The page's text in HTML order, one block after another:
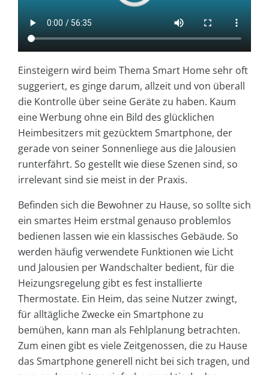
Einsteigern wird beim Thema Smart Home sehr oft
suggeriert, es ginge darum, allzeit und von überall
die Kontrolle über seine Geräte zu haben. Kaum
eine Werbung ohne ein Bild des glücklichen
Heimbesitzers mit gezücktem Smartphone, der
gerade von seiner Sonnenliege aus die Jalousien
runterfährt. So gestellt wie diese Szenen sind, so
irrelevant sind sie meist in der Praxis.
Befinden sich die Bewohner zu Hause, so sollte sich
ein smartes Heim erstmal genauso problemlos
bedienen lassen wie ein klassisches Gebäude. So
werden häufig verwendete Funktionen wie Licht
und Jalousien per Wandschalter bedient, für die
Heizungsregelung gibt es fest installierte
Thermostate. Ein Heim, das seine Nutzer zwingt,
für alltägliche Zwecke ein Smartphone zu
bemühen, kann man als Fehlplanung betrachten.
Zum einen gibt es viele Zeitgenossen, die zu Hause
das Smartphone generell nicht bei sich tragen, und